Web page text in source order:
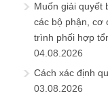
Muốn giải quyết
các bộ phận, cơ
trình phối hợp
04.08.2026
Cách xác định
03.08.2026